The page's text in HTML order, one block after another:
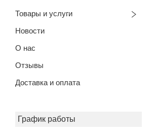
Товары и услуги
Новости
О нас
Отзывы
Доставка и оплата
График работы